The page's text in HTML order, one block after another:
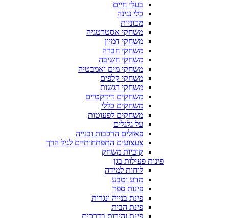
בעלי חיים
כלי נגינה
מכוניות
משחקי אסטרטגיה
משחקי דמיון
משחקי חברה
משחקי חשיבה
משחקי מים ואמבטיה
משחקי קלפים
משחקי רגשות
משחקים דידקטיים
משחקים כללי
משחקים לפעוטות
על גלגלים
פאזלים הרכבות ובנייה
צעצועים התפתחותיים לגיל הרך
קוביות משחק
פינות פעילות בגן
לוחות למידה
מדע וטבע
פינות ספר
פינת בנייה ונגרות
פינת הבית
פינת זהירות בדרכים